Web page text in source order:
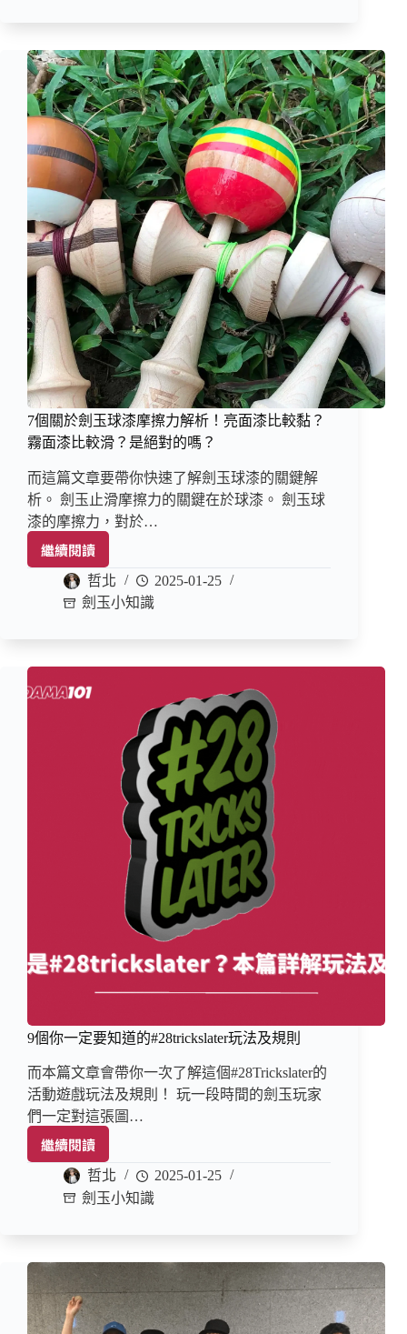
7個關於劍玉球漆摩擦力解析！亮面漆比較黏？
霧面漆比較滑？是絕對的嗎？
而這篇文章要帶你快速了解劍玉球漆的關鍵解
析。 劍玉止滑摩擦力的關鍵在於球漆。 劍玉球
漆的摩擦力，對於…
繼續閱讀
哲北
2025-01-25
劍玉小知識
9個你一定要知道的#28trickslater玩法及規則
而本篇文章會帶你一次了解這個#28Trickslater的
活動遊戲玩法及規則！ 玩一段時間的劍玉玩家
們一定對這張圖…
繼續閱讀
哲北
2025-01-25
劍玉小知識